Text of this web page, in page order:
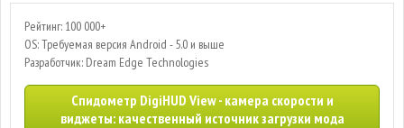
Рейтинг: 100 000+
OS: Требуемая версия Android - 5.0 и выше
Разработчик: Dream Edge Technologies
Спидометр DigiHUD View - камера скорости и
виджеты: качественный источник загрузки мода